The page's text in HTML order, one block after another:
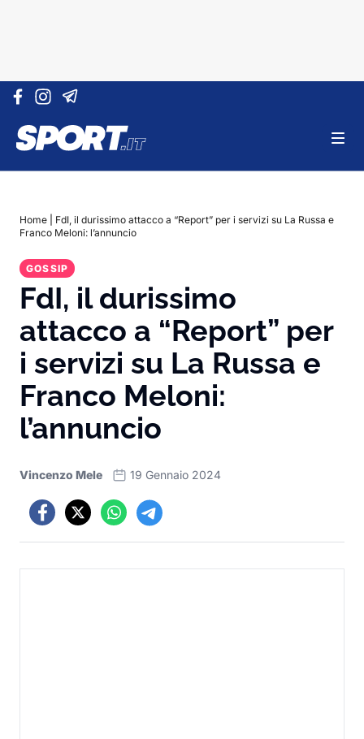
Vai al contenuto
Home
FdI, il durissimo attacco a “Report” per i servizi su La Russa e
Franco Meloni: l’annuncio
GOSSIP
FdI, il durissimo
attacco a “Report” per
i servizi su La Russa e
Franco Meloni:
l’annuncio
Vincenzo Mele 19 Gennaio 2024